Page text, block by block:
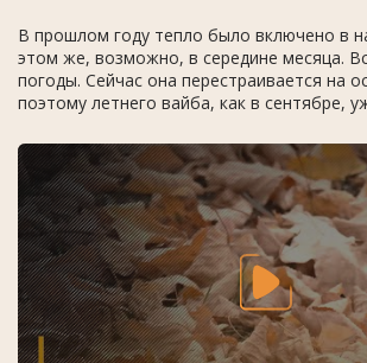
В прошлом году тепло было включено в
этом же, возможно, в середине месяца.
погоды. Сейчас она перестраивается на
поэтому летнего вайба, как в сентябре,